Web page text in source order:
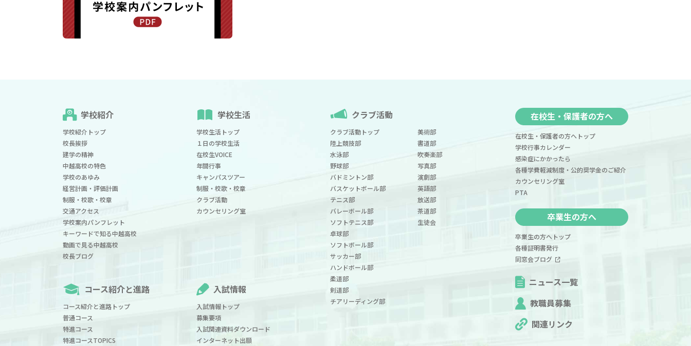
学校紹介
学校紹介トップ
校長挨拶
建学の精神
中越高校の特色
学校のあゆみ
経営計画・評価計画
制服・校歌・校章
交通アクセス
学校案内パンフレット
キーワードで知る中越高校
動画で見る中越高校
校長ブログ
学校生活
学校生活トップ
１日の学校生活
在校生VOICE
年間行事
キャンパスツアー
制服・校歌・校章
クラブ活動
カウンセリング室
コース紹介と進路
コース紹介と進路トップ
普通コース
特進コース
特進コースTOPICS
入試情報
入試情報トップ
募集要項
入試関連資料ダウンロード
インターネット出願
クラブ活動
クラブ活動トップ
陸上競技部
水泳部
野球部
バドミントン部
バスケットボール部
テニス部
バレーボール部
ソフトテニス部
卓球部
ソフトボール部
サッカー部
ハンドボール部
柔道部
剣道部
チアリーディング部
美術部
書道部
吹奏楽部
写真部
演劇部
英語部
放送部
茶道部
生徒会
在校生・保護者の方へ
在校生・保護者の方へトップ
学校行事カレンダー
感染症にかかったら
各種学費軽減制度・公的奨学金のご紹介
カウンセリング室
PTA
卒業生の方へ
卒業生の方へトップ
各種証明書発行
同窓会ブログ
ニュース一覧
教職員募集
関連リンク